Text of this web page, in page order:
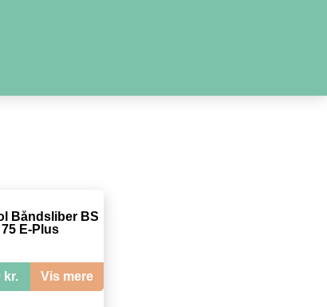
Båndsliber BS
75 E-Plus
kr. Vis mere